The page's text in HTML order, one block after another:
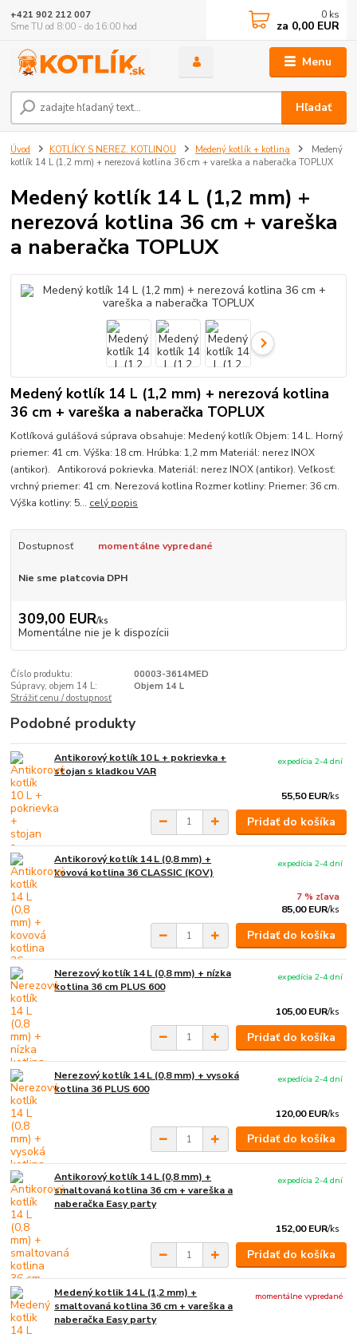
Menu
Hľadať
+421 902 212 007
Sme TU od 8:00 - do 16:00 hod
0 ks
za 0,00 EUR
Úvod KOTLÍKY S NEREZ. KOTLINOU Medený kotlík + kotlina
Medený
kotlík 14 L (1,2 mm) + nerezová kotlina 36 cm + vareška a naberačka TOPLUX
Medený kotlík 14 L (1,2 mm) +
nerezová kotlina 36 cm + vareška
a naberačka TOPLUX
Medený kotlík 14 L (1,2 mm) + nerezová kotlina
36 cm + vareška a naberačka TOPLUX
Kotlíková gulášová súprava obsahuje: Medený kotlík Objem: 14 L. Horný
priemer: 41 cm. Výška: 18 cm. Hrúbka: 1,2 mm Materiál: nerez INOX
(antikor). Antikorová pokrievka. Materiál: nerez INOX (antikor). Veľkosť:
vrchný priemer: 41 cm. Nerezová kotlina Rozmer kotliny: Priemer: 36 cm.
Výška kotliny: 5... celý popis
Dostupnosť momentálne vypredané
Nie sme platcovia DPH
309,00 EUR/ks
Momentálne nie je k dispozícii
Číslo produktu:
00003-3614MED
Súpravy, objem 14 L:
Objem 14 L
Strážiť cenu / dostupnosť
Podobné produkty
Antikorový kotlík 10 L + pokrievka +
stojan s kladkou VAR
55,50 EUR/ks
expedícia 2-4 dní
Pridať do košíka
Antikorový kotlík 14 L (0,8 mm) +
kovová kotlina 36 CLASSIC (KOV)
7 % zľava
85,00 EUR/ks
expedícia 2-4 dní
Pridať do košíka
Nerezový kotlík 14 L (0,8 mm) + nízka
kotlina 36 cm PLUS 600
105,00 EUR/ks
expedícia 2-4 dní
Pridať do košíka
Nerezový kotlík 14 L (0,8 mm) + vysoká
kotlina 36 PLUS 600
120,00 EUR/ks
expedícia 2-4 dní
Pridať do košíka
Antikorový kotlík 14 L (0,8 mm) +
smaltovaná kotlina 36 cm + vareška a
naberačka Easy party
152,00 EUR/ks
expedícia 2-4 dní
Pridať do košíka
Medený kotlik 14 L (1,2 mm) +
smaltovaná kotlina 36 cm + vareška a
naberačka Easy party
momentálne vypredané